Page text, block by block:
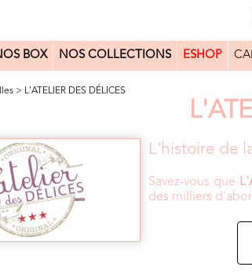
BOX NOS COLLECTIONS ESHOP
> L'ATELIER DES DÉLICES
L'histoire de
Savez-vous que
des milliers